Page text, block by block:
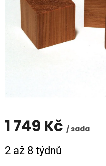
1 749 Kč / sada
cena:
2 až 8 týdnů